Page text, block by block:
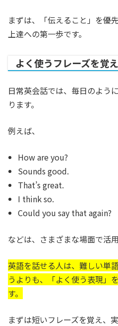
まずは、「伝えること」を優
上達への第一歩です。
よく使うフレーズを覚
日常英会話では、毎日のよう
ります。
例えば、
How are you?
Sounds good.
That’s great.
I think so.
Could you say that again?
などは、さまざまな場面で活用
英語を話せる人は、難しい単
うよりも、「よく使う表現」
す。
まずは短いフレーズを覚え、